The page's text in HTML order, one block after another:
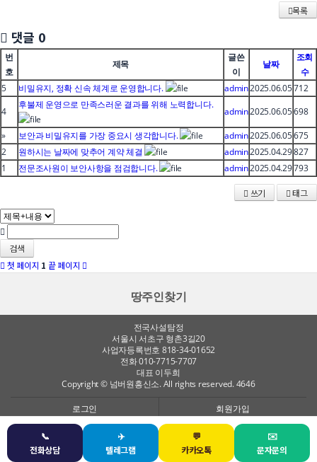
📞
전화상담
✈️
텔레그램
💬
카카오톡
✉️
문자문의
목록
댓글 0
번
호
제목
글쓴
이
날짜
조회
수
5
비밀유지, 정확 신속 체계로 운영합니다. admin2025.06.05712
4
후불제 운영으로 만족스러운 결과를 위해 노력합니다.
admin2025.06.05698
»
보안과 비밀유지를 가장 중요시 생각합니다. admin2025.06.05675
2
원하시는 날짜에 맞추어 계약 체결 admin2025.04.29827
1
전문조사원이 보안사항을 점검합니다. admin2025.04.29793
쓰기 태그
검색
첫 페이지 1 끝 페이지
땅주인찾기
전국사설탐정
서울시 서초구 형촌3길20
사업자등록번호 818-34-01652
전화 010-7715-7707
대표 이두희
Copyright © 넘버원흥신소. All rights reserved. 4646
로그인 회원가입
전화연결 텔레그램 문자상담 카카오톡